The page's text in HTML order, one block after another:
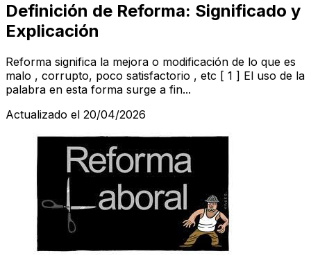
Definición de Reforma: Significado y
Explicación
Reforma significa la mejora o modificación de lo que es
malo , corrupto, poco satisfactorio , etc [ 1 ] El uso de la
palabra en esta forma surge a fin...
Actualizado el 20/04/2026